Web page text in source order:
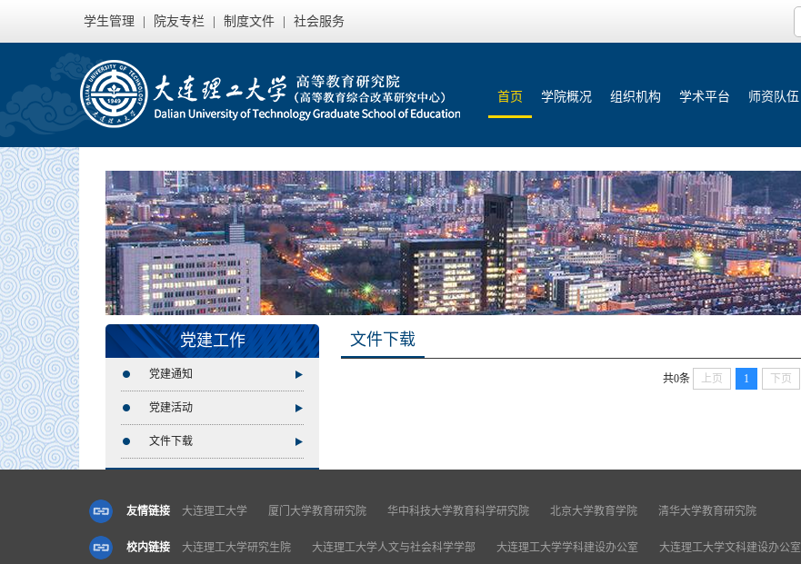
学生管理 院友专栏 制度文件 社会服务
首页 学院概况 组织机构 学术平台 师资队伍
党建工作
党建通知
党建活动
文件下载
文件下载
共0条 上页 1 下页
友情链接 大连理工大学 厦门大学教育研究院 华中科技大学教育科学研究院 北京大学教育学院 清华大学教育研究院
校内链接 大连理工大学研究生院 大连理工大学人文与社会科学学部 大连理工大学学科建设办公室
大连理工大学文科建设办公室